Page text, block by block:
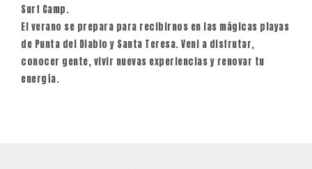
Surf Camp.
El verano se prepara para recibirnos en las mágicas playas
de Punta del Diablo y Santa Teresa. Veni a disfrutar,
conocer gente, vivir nuevas experiencias y renovar tu
energía.